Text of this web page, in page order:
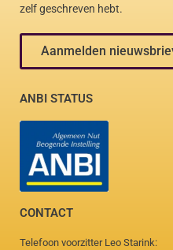
zelf geschreven hebt.
Aanmelden
ANBI STATUS
CONTACT
Telefoon voorzitter Leo Starink: